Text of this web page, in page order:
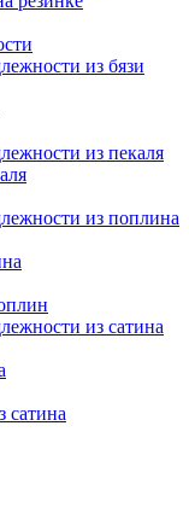
из бязи
из пекаля
из поплина
из сатина
сатина